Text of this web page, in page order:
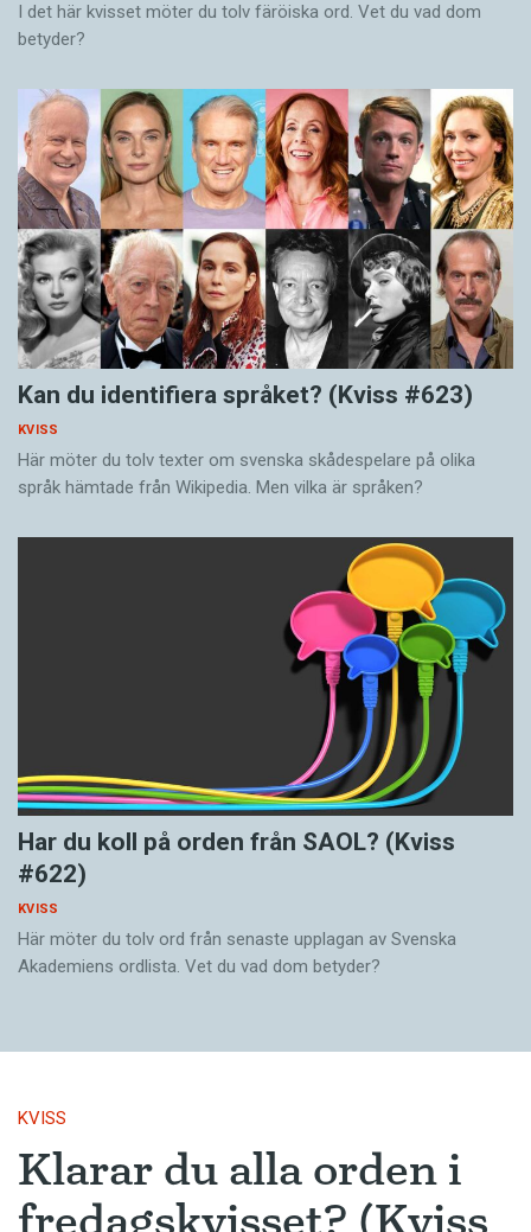
I det här kvisset möter du tolv färöiska ord. Vet du vad dom
betyder?
Kan du identifiera språket? (Kviss #623)
KVISS
Här möter du tolv texter om svenska skådespelare på olika
språk hämtade från Wikipedia. Men vilka är språken?
Har du koll på orden från SAOL? (Kviss
#622)
KVISS
Här möter du tolv ord från senaste upplagan av Svenska
Akademiens ordlista. Vet du vad dom betyder?
KVISS
Klarar du alla orden i
fredagskvisset? (Kviss